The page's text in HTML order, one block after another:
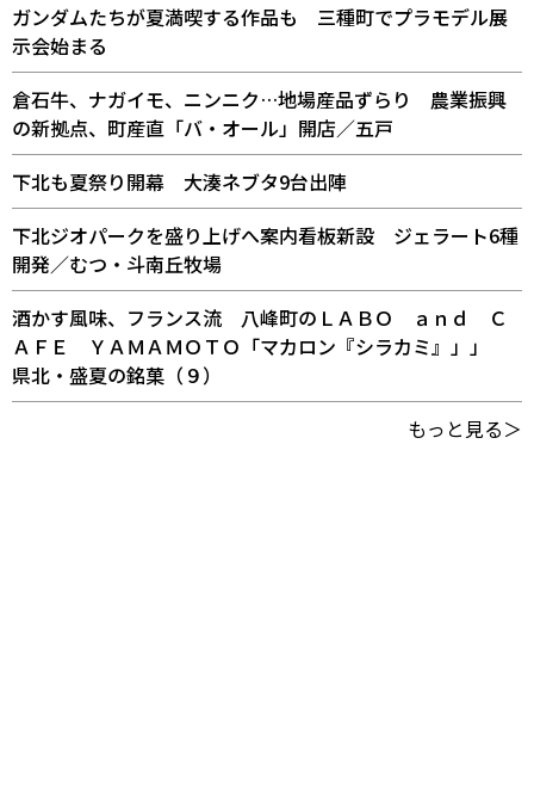
ガンダムたちが夏満喫する作品も 三種町でプラモデル展
示会始まる
倉石牛、ナガイモ、ニンニク…地場産品ずらり 農業振興
の新拠点、町産直「バ・オール」開店／五戸
下北も夏祭り開幕 大湊ネブタ9台出陣
下北ジオパークを盛り上げへ案内看板新設 ジェラート6種
開発／むつ・斗南丘牧場
酒かす風味、フランス流 八峰町のＬＡＢＯ ａｎｄ Ｃ
ＡＦＥ ＹＡＭＡＭＯＴＯ「マカロン『シラカミ』」」
県北・盛夏の銘菓（９）
もっと見る＞